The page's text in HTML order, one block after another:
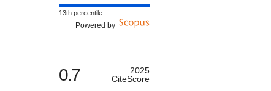
13th percentile
Powered by
0.7
2025
CiteScore